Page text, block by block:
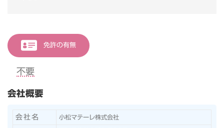
免許の有無
不要
会社概要
会社名 小松マテーレ株式会社